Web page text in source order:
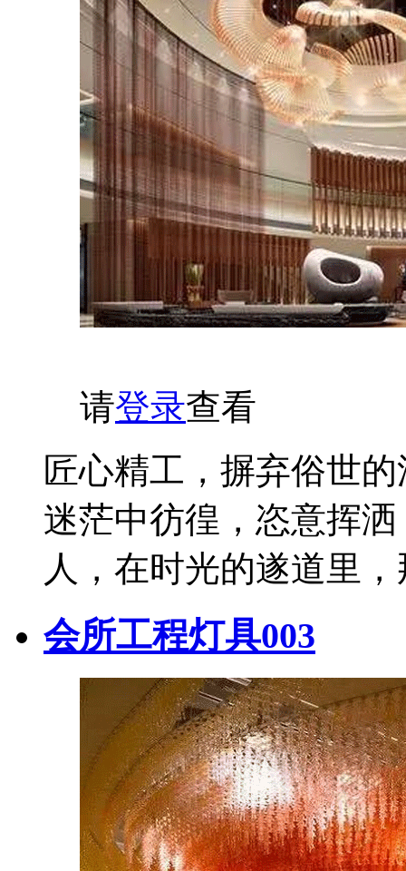
请登录查看
匠心精工，摒弃俗世
迷茫中彷徨，恣意挥
人，在时光的遂道里
会所工程灯具003